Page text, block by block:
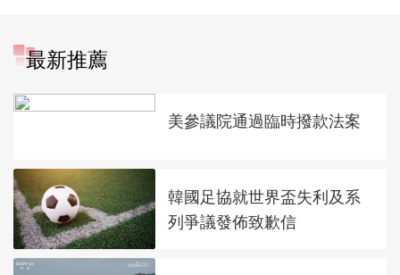
最新推薦
美參議院通過臨時撥款法案
韓國足協就世界盃失利及系
列爭議發佈致歉信